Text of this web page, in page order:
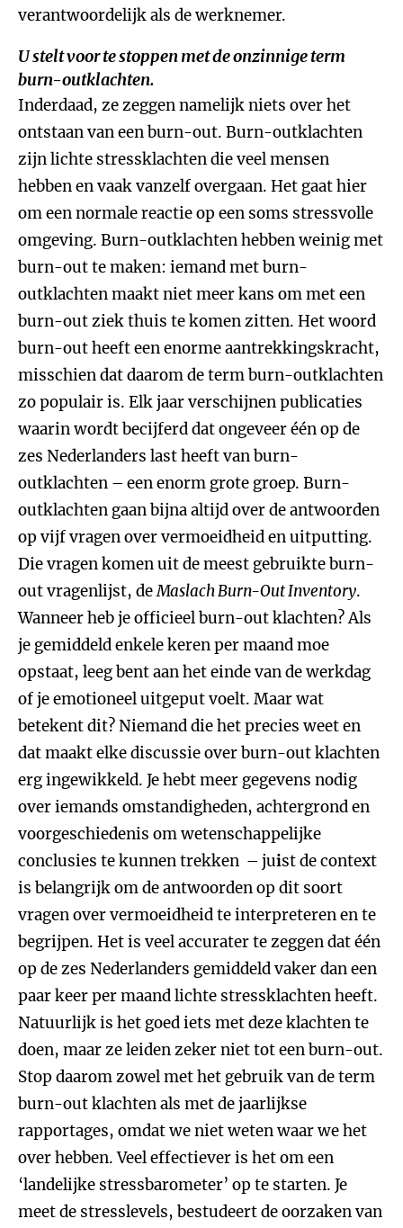
verantwoordelijk als de werknemer.
U stelt voor te stoppen met de onzinnige term
burn-outklachten.
Inderdaad, ze zeggen namelijk niets over het
ontstaan van een burn-out. Burn-outklachten
zijn lichte stressklachten die veel mensen
hebben en vaak vanzelf overgaan. Het gaat hier
om een normale reactie op een soms stressvolle
omgeving. Burn-outklachten hebben weinig met
burn-out te maken: iemand met burn-
outklachten maakt niet meer kans om met een
burn-out ziek thuis te komen zitten. Het woord
burn-out heeft een enorme aantrekkingskracht,
misschien dat daarom de term burn-outklachten
zo populair is. Elk jaar verschijnen publicaties
waarin wordt becijferd dat ongeveer één op de
zes Nederlanders last heeft van burn-
outklachten – een enorm grote groep. Burn-
outklachten gaan bijna altijd over de antwoorden
op vijf vragen over vermoeidheid en uitputting.
Die vragen komen uit de meest gebruikte burn-
out vragenlijst, deMaslach Burn-Out Inventory.
Wanneer heb je officieel burn-out klachten? Als
je gemiddeld enkele keren per maand moe
opstaat, leeg bent aan het einde van de werkdag
of je emotioneel uitgeput voelt. Maar wat
betekent dit? Niemand die het precies weet en
dat maakt elke discussie over burn-out klachten
erg ingewikkeld. Je hebt meer gegevens nodig
over iemands omstandigheden, achtergrond en
voorgeschiedenis om wetenschappelijke
conclusies te kunnen trekken – juist de context
is belangrijk om de antwoorden op dit soort
vragen over vermoeidheid te interpreteren en te
begrijpen. Het is veel accurater te zeggen dat één
op de zes Nederlanders gemiddeld vaker dan een
paar keer per maand lichte stressklachten heeft.
Natuurlijk is het goed iets met deze klachten te
doen, maar ze leiden zeker niet tot een burn-out.
Stop daarom zowel met het gebruik van de term
burn-out klachten als met de jaarlijkse
rapportages, omdat we niet weten waar we het
over hebben. Veel effectiever is het om een
‘landelijke stressbarometer’ op te starten. Je
meet de stresslevels, bestudeert de oorzaken van